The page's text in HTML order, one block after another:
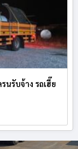
นรับจ้าง รถเฮี๊ย